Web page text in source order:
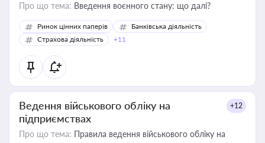
Про що тема: Введення воєнного стану: що далі?
Ринок цінних паперів
Банківська діяльність
Страхова діяльність
+11
Ведення військового обліку на
підприємствах
+12
Про що тема: Правила ведення військового обліку на